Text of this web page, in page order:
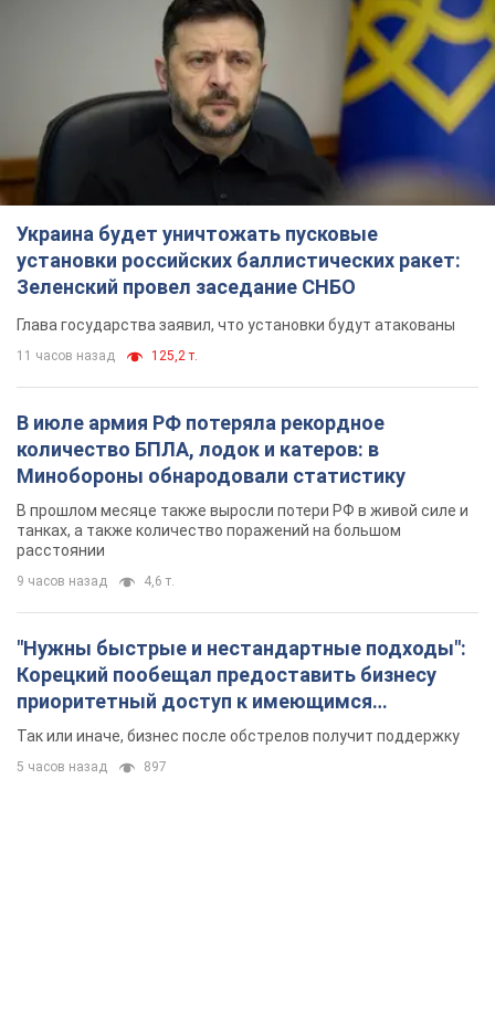
Глава государства заявил, что установки будут атакованы
125,2 т.
В июле армия РФ потеряла рекордное
количество БПЛА, лодок и катеров: в
Минобороны обнародовали статистику
В прошлом месяце также выросли потери РФ в живой силе и
танках, а также количество поражений на большом
расстоянии
9 часов назад 4,6 т.
"Нужны быстрые и нестандартные подходы":
Корецкий пообещал предоставить бизнесу
приоритетный доступ к имеющимся
складским помещениям
Так или иначе, бизнес после обстрелов получит поддержку
5 часов назад 897